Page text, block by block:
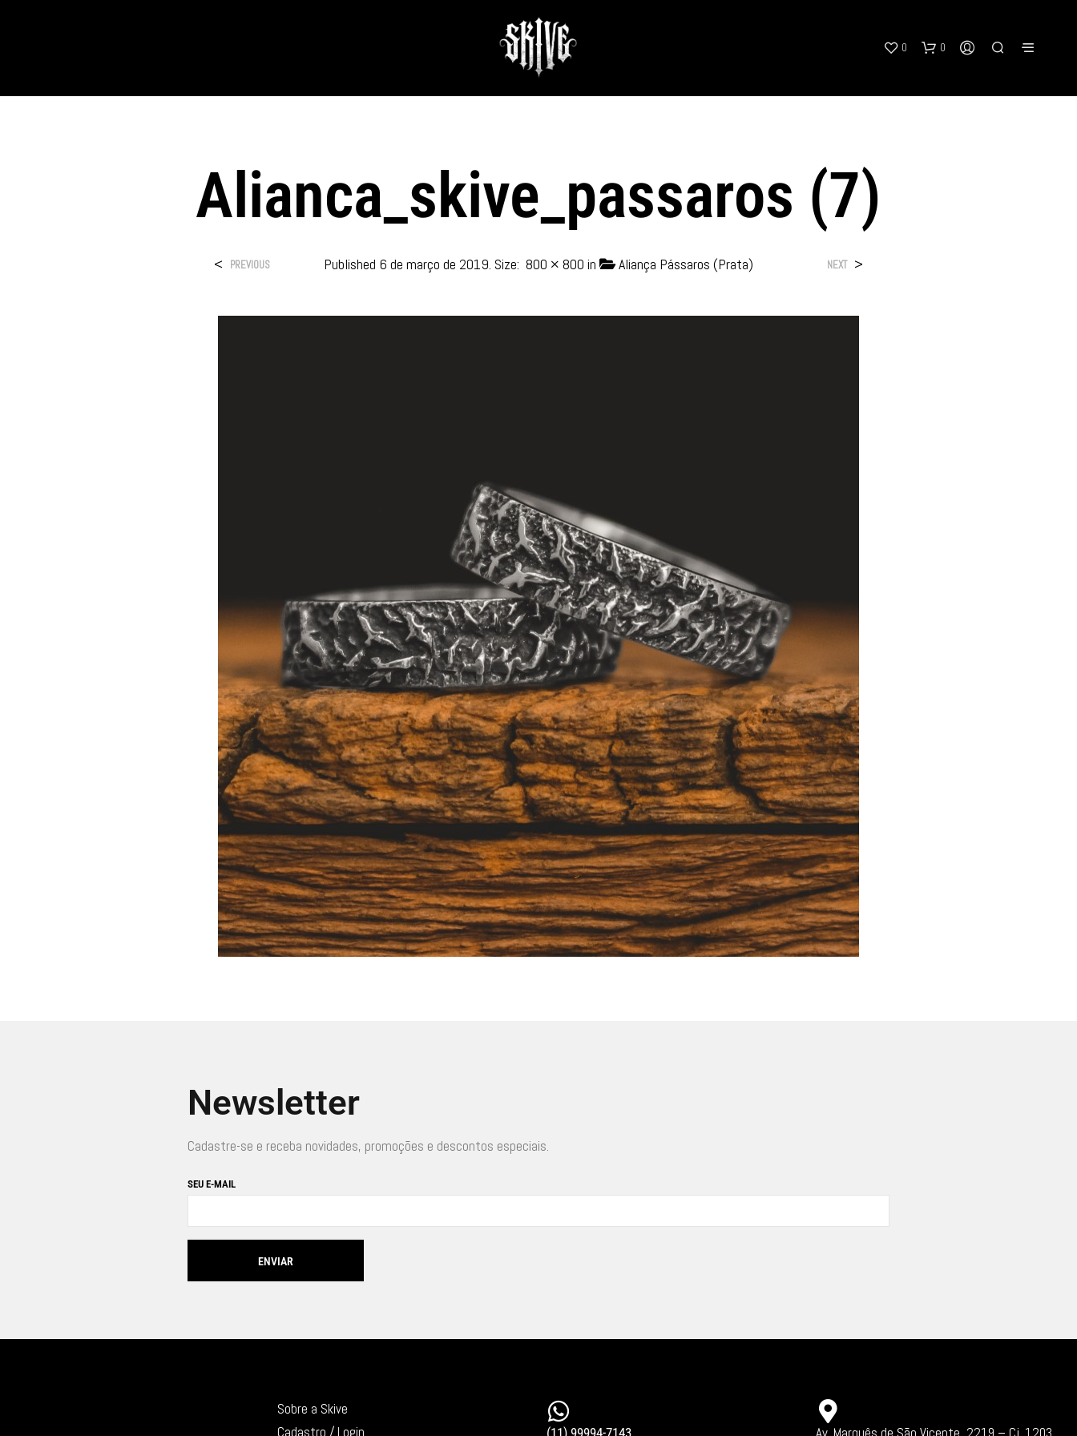
0 0
Alianca_skive_passaros (7)
Published 6 de março de 2019. Size: 800 × 800 in Aliança Pássaros (Prata)
< PREVIOUS NEXT >
Newsletter
Cadastre-se e receba novidades, promoções e descontos especiais.
SEU E-MAIL
Sobre a Skive
Cadastro / Login
(11) 99994-7143